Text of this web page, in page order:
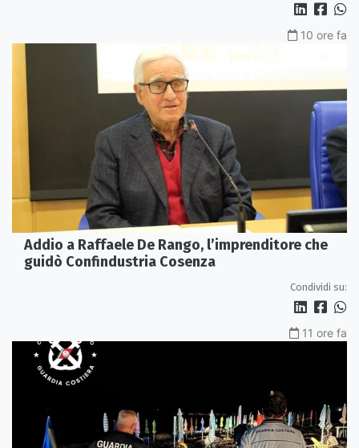
10 ore fa
Addio a Raffaele De Rango, l’imprenditore che
guidò Confindustria Cosenza
Condividi su:
11 ore fa